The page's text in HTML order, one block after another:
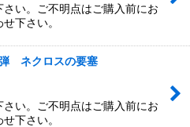
い。ご不明点はご購入前にお
下さい。
ネクロスの要塞
い。ご不明点はご購入前にお
下さい。